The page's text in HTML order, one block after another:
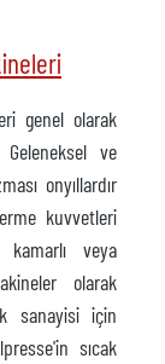
genel olarak
Geleneksel ve
onyıllardır
kuvvetleri
veya
olarak
sanayisi için
sıcak